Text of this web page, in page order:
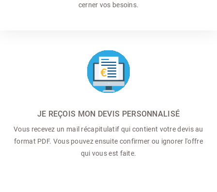
cerner vos besoins.
JE REÇOIS MON DEVIS PERSONNALISÉ
Vous recevez un mail récapitulatif qui contient votre devis au
format PDF. Vous pouvez ensuite confirmer ou ignorer l'offre
qui vous est faite.